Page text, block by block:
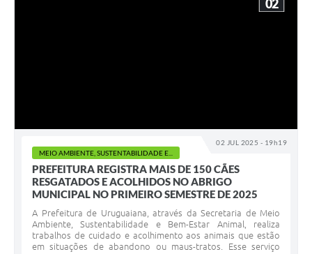
02 JUL 2025 - 19h19
02
MEIO AMBIENTE, SUSTENTABILIDADE E...
PREFEITURA REGISTRA MAIS DE 150 CÃES
RESGATADOS E ACOLHIDOS NO ABRIGO
MUNICIPAL NO PRIMEIRO SEMESTRE DE 2025
A Prefeitura de Uruguaiana, através da Secretaria de Meio
Ambiente, Sustentabilidade e Bem-Estar Animal, realiza
trabalhos de cuidado e acolhimento aos animais que estão
em situações de abandono ou maus-tratos. Esse serviço